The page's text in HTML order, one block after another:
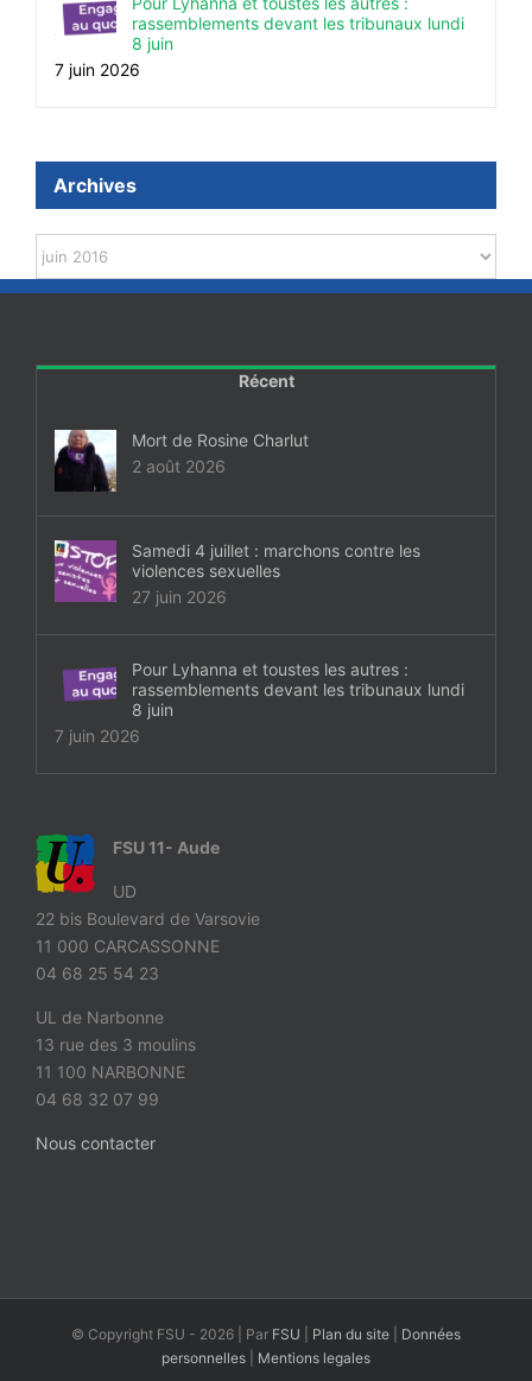
rassemblements devant les tribunaux lundi
8 juin
7 juin 2026
Archives
Archives
Récent
Mort de Rosine Charlut
2 août 2026
Samedi 4 juillet : marchons contre les
violences sexuelles
27 juin 2026
Pour Lyhanna et toustes les autres :
rassemblements devant les tribunaux lundi
8 juin
7 juin 2026
FSU 11- Aude
UD
22 bis Boulevard de Varsovie
11 000 CARCASSONNE
04 68 25 54 23
UL de Narbonne
13 rue des 3 moulins
11 100 NARBONNE
04 68 32 07 99
Nous contacter
© Copyright FSU - 2026 | Par FSU Plan du site
Données
personnelles
Mentions legales